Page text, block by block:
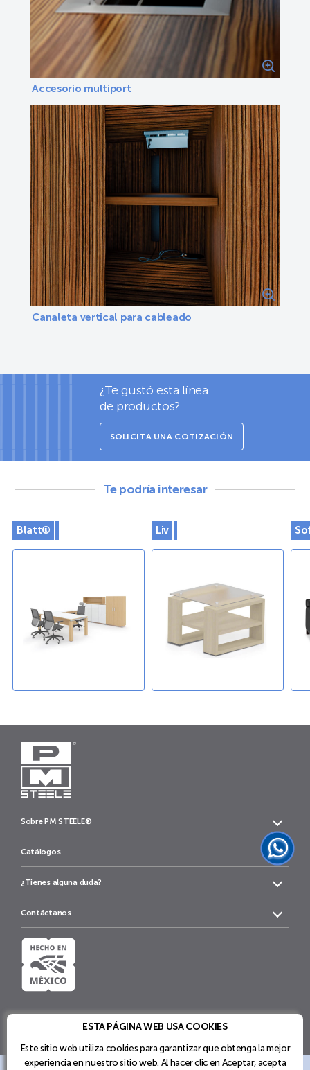
ESTA PÁGINA WEB USA COOKIES
Este sitio web utiliza cookies para garantizar que obtenga la mejor
experiencia en nuestro sitio web. Al hacer clic en Aceptar, acepta
Accesorio multiport
Canaleta vertical para cableado
¿Te gustó esta línea
de productos?
SOLICITA UNA COTIZACIÓN
Te podría interesar
Blatt® Liv
Sobre PM STEELE®
Catálogos
¿Tienes alguna duda?
Contáctanos